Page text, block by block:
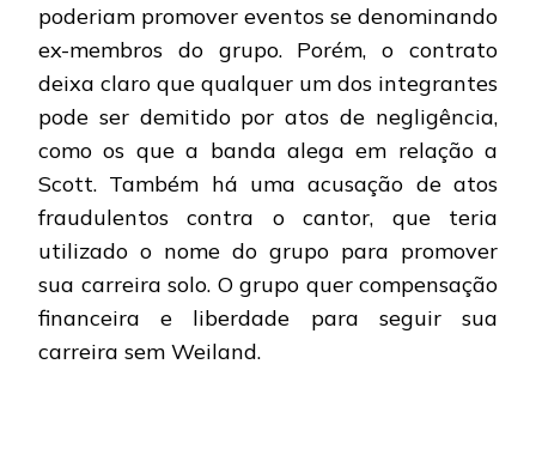
poderiam promover eventos se denominando
ex-membros do grupo. Porém, o contrato
deixa claro que qualquer um dos integrantes
pode ser demitido por atos de negligência,
como os que a banda alega em relação a
Scott. Também há uma acusação de atos
fraudulentos contra o cantor, que teria
utilizado o nome do grupo para promover
sua carreira solo. O grupo quer compensação
financeira e liberdade para seguir sua
carreira sem Weiland.